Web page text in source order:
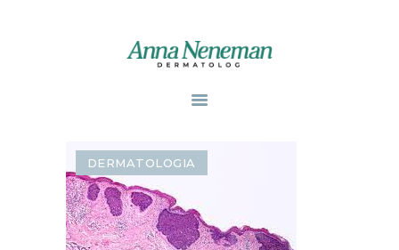
ZABIEGI
O MNIE
GABINETY
DERMATOLOGIA